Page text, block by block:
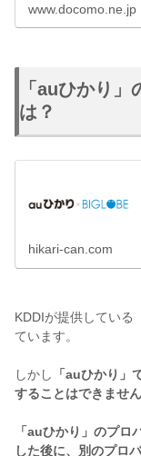
www.docomo.ne.jp
「auひかり
は？
hikari-can.com
KDDIが提供している
ています。
しかし
「auひかり」
することはできません
「auひかり」のプ
した後に、別のプロ